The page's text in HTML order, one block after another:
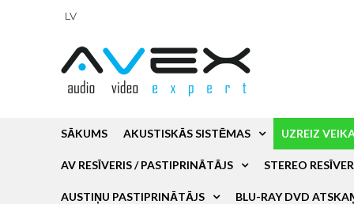
LV
SĀKUMS AKUSTISKĀS SISTĒMAS UZREIZ
AV RESĪVERIS / PASTIPRINĀTĀJS STEREO
AUSTIŅU PASTIPRINĀTĀJS BLU-RAY DVD